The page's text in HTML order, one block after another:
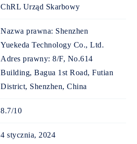
ChRL Urząd Skarbowy
Nazwa prawna: Shenzhen
Yuekeda Technology Co., Ltd.
Adres prawny: 8/F, No.614
Building, Bagua 1st Road, Futian
District, Shenzhen, China
8.7/10
4 stycznia, 2024